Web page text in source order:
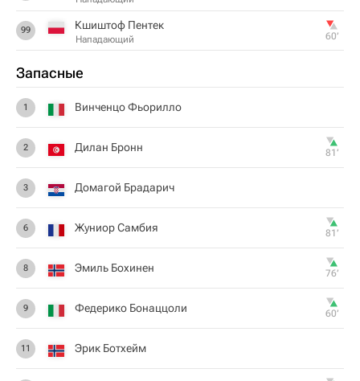
99 Кшиштоф Пентек
Нападающий 60‎’‎
Запасные
1 Винченцо Фьорилло
2 Дилан Бронн 81‎’‎
3 Домагой Брадарич
6 Жуниор Самбия 81‎’‎
8 Эмиль Бохинен 76‎’‎
9 Федерико Бонаццоли 60‎’‎
11 Эрик Ботхейм